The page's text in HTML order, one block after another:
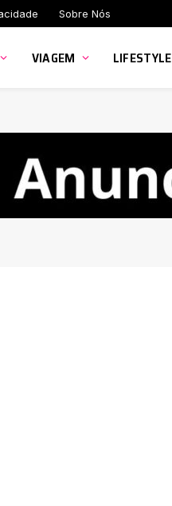
Sobre Nós
VIAGEM LIFESTYLE